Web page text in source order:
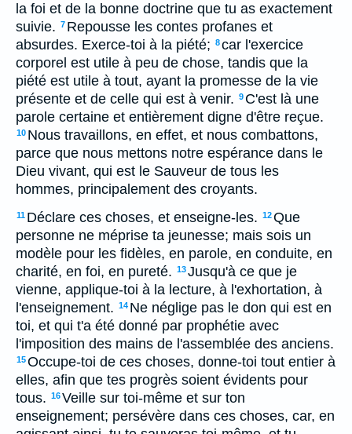
la foi et de la bonne doctrine que tu as exactement
suivie. 7 Repousse les contes profanes et
absurdes. Exerce-toi à la piété; 8car l'exercice
corporel est utile à peu de chose, tandis que la
piété est utile à tout, ayant la promesse de la vie
présente et de celle qui est à venir. 9 C'est là une
parole certaine et entièrement digne d'être reçue.
10 Nous travaillons, en effet, et nous combattons,
parce que nous mettons notre espérance dans le
Dieu vivant, qui est le Sauveur de tous les
hommes, principalement des croyants.
11 Déclare ces choses, et enseigne-les. 12Que
personne ne méprise ta jeunesse; mais sois un
modèle pour les fidèles, en parole, en conduite, en
charité, en foi, en pureté. 13Jusqu'à ce que je
vienne, applique-toi à la lecture, à l'exhortation, à
l'enseignement. 14 Ne néglige pas le don qui est en
toi, et qui t'a été donné par prophétie avec
l'imposition des mains de l'assemblée des anciens.
15Occupe-toi de ces choses, donne-toi tout entier à
elles, afin que tes progrès soient évidents pour
tous. 16Veille sur toi-même et sur ton
enseignement; persévère dans ces choses, car, en